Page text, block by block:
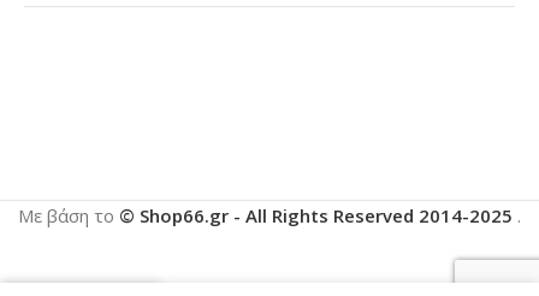
Με βάση το © Shop66.gr - All Rights Reserved 2014-2025 .